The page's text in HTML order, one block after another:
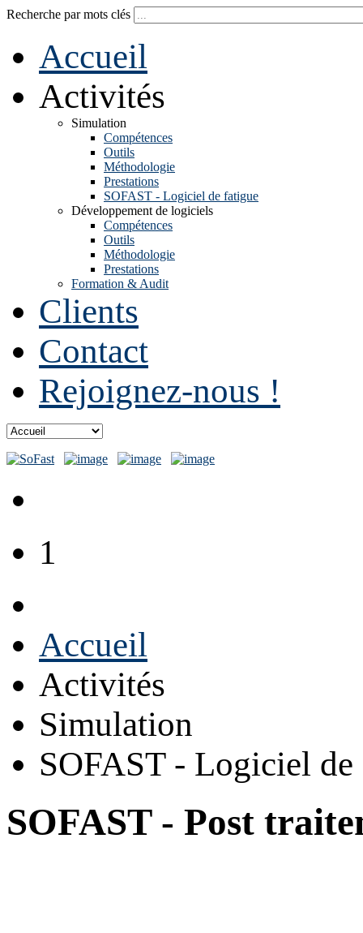
Recherche par mots clés
Accueil
Activités
Simulation
Compétences
Outils
Méthodologie
Prestations
SOFAST - Logiciel de fatigue
Développement de logiciels
Compétences
Outils
Méthodologie
Prestations
Formation & Audit
Clients
Contact
Rejoignez-nous !
1
Accueil
Activités
Simulation
SOFAST - Logiciel de
SOFAST - Post